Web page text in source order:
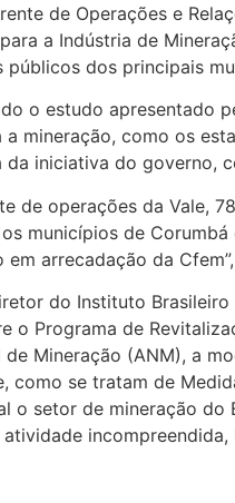
de Operações e
a Indústria de
públicos dos principais
o estudo apresentado
mineração, como os
iniciativa do governo,
de operações da Vale,
municípios de
arrecadação da
do Instituto
o Programa de
de Mineração (ANM), a
como se tratam de
o setor de mineração do